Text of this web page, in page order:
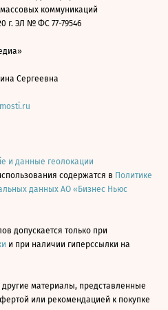
коммуникаций
г. ЭЛ № ФС 77-79546
Сергеевна
и данные геолокации
содержатся в Политике
данных АО «Бизнес Ньюс
допускается только при
и при наличии гиперссылки на
материалы, представленные
или рекомендацией к покупке